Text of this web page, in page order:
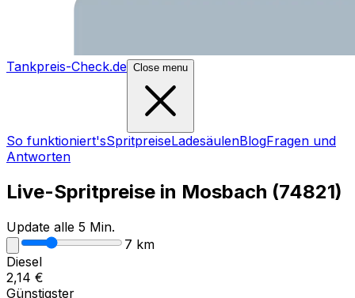
Tankpreis-Check.de Close menu
So funktioniert'sSpritpreiseLadesäulenBlogFragen und
Antworten
Live-Spritpreise in Mosbach (74821)
Update alle 5 Min.
7 km
Diesel
2,14 €
Günstigster